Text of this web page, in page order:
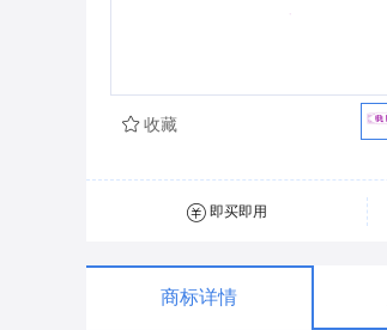
收藏
即买即用
商标详情